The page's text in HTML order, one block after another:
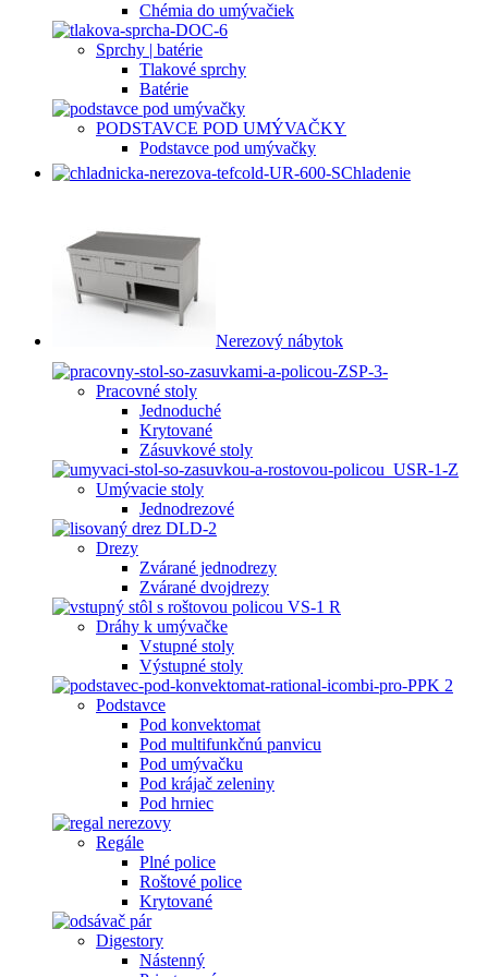
Chémia do umývačiek
Sprchy | batérie
Tlakové sprchy
Batérie
PODSTAVCE POD UMÝVAČKY
Podstavce pod umývačky
Chladenie
Nerezový nábytok
Pracovné stoly
Jednoduché
Krytované
Zásuvkové stoly
Umývacie stoly
Jednodrezové
Drezy
Zvárané jednodrezy
Zvárané dvojdrezy
Dráhy k umývačke
Vstupné stoly
Výstupné stoly
Podstavce
Pod konvektomat
Pod multifunkčnú panvicu
Pod umývačku
Pod krájač zeleniny
Pod hrniec
Regále
Plné police
Roštové police
Krytované
Digestory
Nástenný